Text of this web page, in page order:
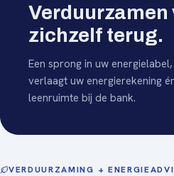
Verduurzamen
zichzelf terug.
Een sprong in uw
verlaagt uw energierekening
leenruimte bij de bank.
VERDUURZAMING +